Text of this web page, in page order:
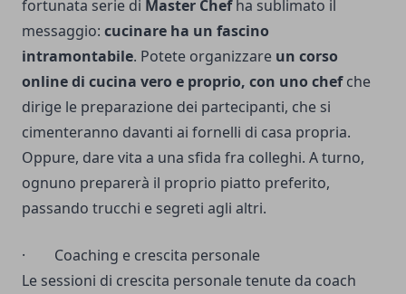
fortunata serie di Master Chefha sublimato il
messaggio: cucinare ha un fascino
intramontabile. Potete organizzare un corso
online di cucina vero e proprio, con uno chefche
dirige le preparazione dei partecipanti, che si
cimenteranno davanti ai fornelli di casa propria.
Oppure, dare vita a una sfida fra colleghi. A turno,
ognuno preparerà il proprio piatto preferito,
passando trucchi e segreti agli altri.
· Coaching e crescita personale
Le sessioni di crescita personale tenute da coach